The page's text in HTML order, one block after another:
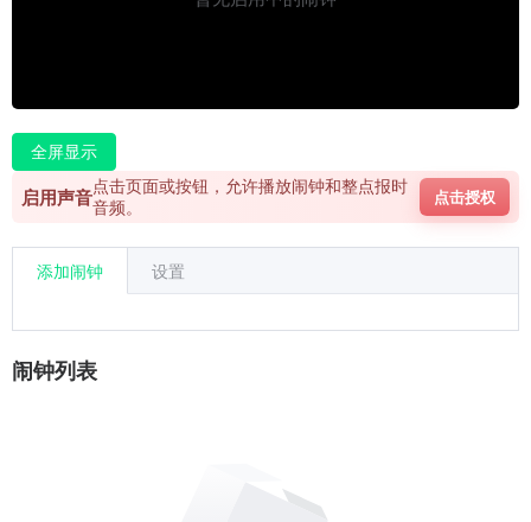
全屏显示
启用声音点击页面或按钮，允许播放闹钟和整点报时
音频。
点击授权
添加闹钟 设置
闹钟列表